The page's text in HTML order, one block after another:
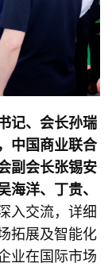
记、会长孙瑞
中国商业联合
副会长张锡安
海洋、 丁贵、
入交流，详细
拓展及智能化
业在国际市场